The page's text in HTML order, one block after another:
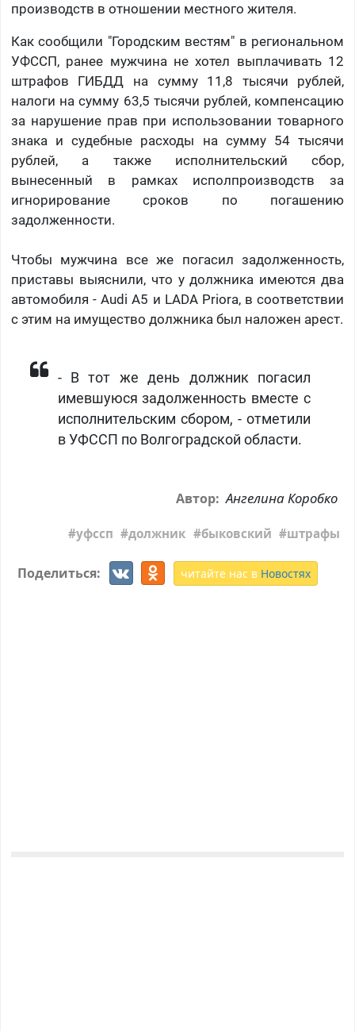
производств в отношении местного жителя.
Как сообщили "Городским вестям" в региональном
УФССП, ранее мужчина не хотел выплачивать 12
штрафов ГИБДД на сумму 11,8 тысячи рублей,
налоги на сумму 63,5 тысячи рублей, компенсацию
за нарушение прав при использовании товарного
знака и судебные расходы на сумму 54 тысячи
рублей, а также исполнительский сбор,
вынесенный в рамках исполпроизводств за
игнорирование сроков по погашению
задолженности.
Чтобы мужчина все же погасил задолженность,
приставы выяснили, что у должника имеются два
автомобиля - Audi A5 и LADA Priora, в соответствии
с этим на имущество должника был наложен арест.
- В тот же день должник погасил
имевшуюся задолженность вместе с
исполнительским сбором, - отметили
в УФССП по Волгоградской области.
Автор: Ангелина Коробко
уфссп должник быковский штрафы
Поделиться: читайте нас в Новостях